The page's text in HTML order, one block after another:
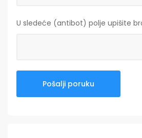
U sledeće (antibot) polje upišite